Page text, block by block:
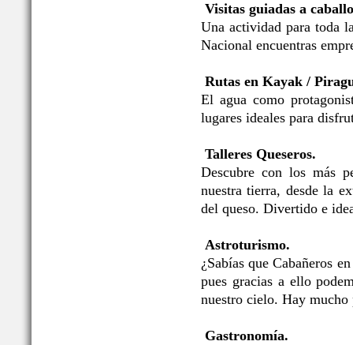
Visitas guiadas a
Una actividad para toda
Nacional encuentras
Rutas en Kayak /
El agua como
lugares ideales para
Talleres Queseros.
Descubre con los más
nuestra tierra, desde la
del queso. Divertido e
Astroturismo.
¿Sabías que Cabañeros
pues gracias a ello
nuestro cielo. Hay mucho
Gastronomía.